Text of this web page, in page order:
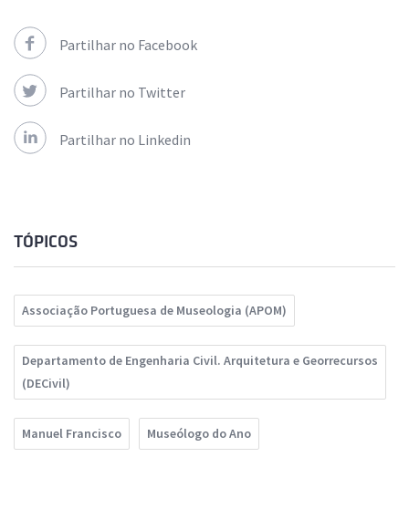
Partilhar no Facebook
Partilhar no Twitter
Partilhar no Linkedin
TÓPICOS
Associação Portuguesa de Museologia (APOM)
Departamento de Engenharia Civil. Arquitetura e Georrecursos
(DECivil)
Manuel Francisco Museólogo do Ano